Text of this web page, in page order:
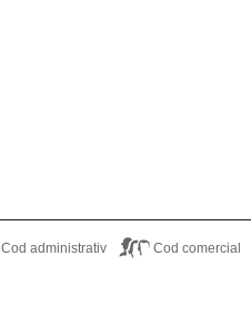
Cod administrativ Cod comercial